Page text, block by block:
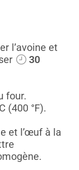
l’avoine et
30
four.
(400 °F).
et l’œuf à la